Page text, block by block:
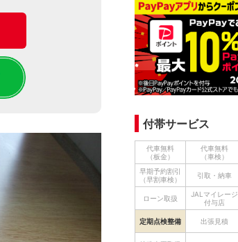
付帯サービス
代車無料
（板金）
代車無料
（車検）
早期予約割引
（早割車検）
引取・納車
ローン取扱
JALマイレージ
付与店
定期点検整備 出張見積